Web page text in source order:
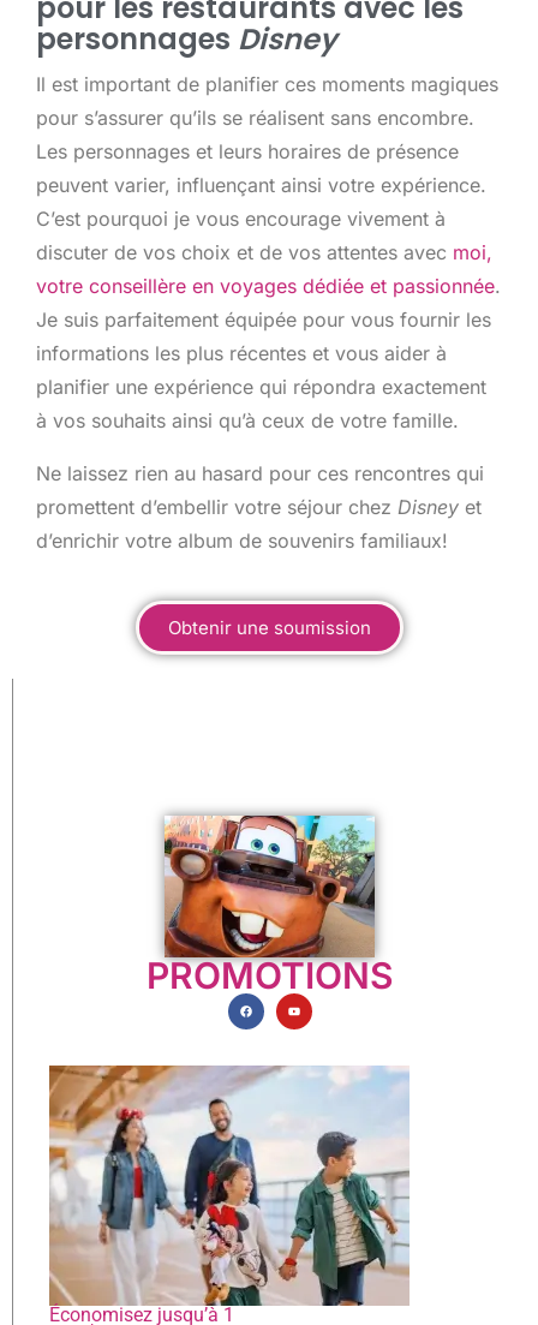
personnages Disney
Il est important de planifier ces moments magiques
pour s’assurer qu’ils se réalisent sans encombre.
Les personnages et leurs horaires de présence
peuvent varier, influençant ainsi votre expérience.
C’est pourquoi je vous encourage vivement à
discuter de vos choix et de vos attentes avec moi,
votre conseillère en voyages dédiée et passionnée.
Je suis parfaitement équipée pour vous fournir les
informations les plus récentes et vous aider à
planifier une expérience qui répondra exactement
à vos souhaits ainsi qu’à ceux de votre famille.
Ne laissez rien au hasard pour ces rencontres qui
promettent d’embellir votre séjour chez Disney et
d’enrichir votre album de souvenirs familiaux!
Obtenir une soumission
PROMOTIONS
Économisez jusqu’à 1